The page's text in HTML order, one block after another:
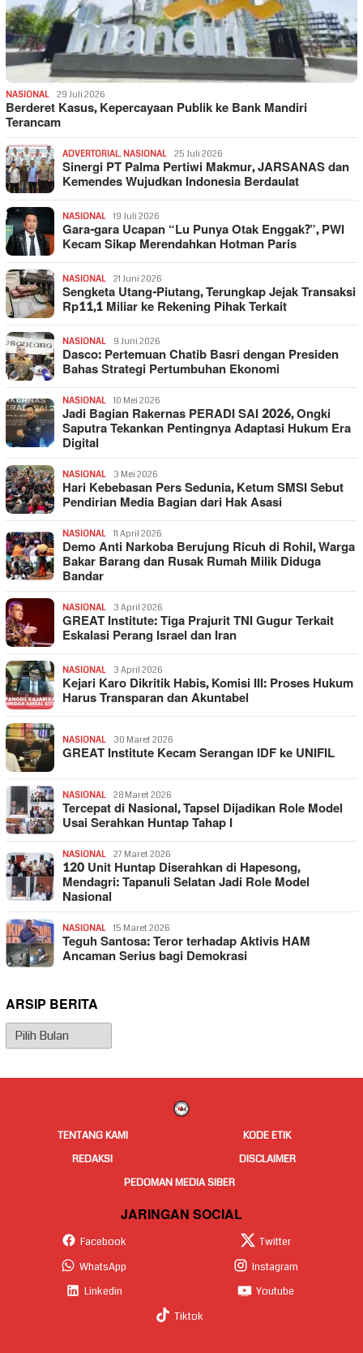
NASIONAL 29 Juli 2026
Berderet Kasus, Kepercayaan Publik ke Bank Mandiri
Terancam
ADVERTORIAL, NASIONAL 25 Juli 2026
Sinergi PT Palma Pertiwi Makmur, JARSANAS dan
Kemendes Wujudkan Indonesia Berdaulat
NASIONAL 19 Juli 2026
Gara-gara Ucapan “Lu Punya Otak Enggak?”, PWI
Kecam Sikap Merendahkan Hotman Paris
NASIONAL 21 Juni 2026
Sengketa Utang-Piutang, Terungkap Jejak Transaksi
Rp11,1 Miliar ke Rekening Pihak Terkait
NASIONAL 9 Juni 2026
Dasco: Pertemuan Chatib Basri dengan Presiden
Bahas Strategi Pertumbuhan Ekonomi
NASIONAL 10 Mei 2026
Jadi Bagian Rakernas PERADI SAI 2026, Ongki
Saputra Tekankan Pentingnya Adaptasi Hukum Era
Digital
NASIONAL 3 Mei 2026
Hari Kebebasan Pers Sedunia, Ketum SMSI Sebut
Pendirian Media Bagian dari Hak Asasi
NASIONAL 11 April 2026
Demo Anti Narkoba Berujung Ricuh di Rohil, Warga
Bakar Barang dan Rusak Rumah Milik Diduga
Bandar
NASIONAL 3 April 2026
GREAT Institute: Tiga Prajurit TNI Gugur Terkait
Eskalasi Perang Israel dan Iran
NASIONAL 3 April 2026
Kejari Karo Dikritik Habis, Komisi III: Proses Hukum
Harus Transparan dan Akuntabel
NASIONAL 30 Maret 2026
GREAT Institute Kecam Serangan IDF ke UNIFIL
NASIONAL 28 Maret 2026
Tercepat di Nasional, Tapsel Dijadikan Role Model
Usai Serahkan Huntap Tahap I
NASIONAL 27 Maret 2026
120 Unit Huntap Diserahkan di Hapesong,
Mendagri: Tapanuli Selatan Jadi Role Model
Nasional
NASIONAL 15 Maret 2026
Teguh Santosa: Teror terhadap Aktivis HAM
Ancaman Serius bagi Demokrasi
ARSIP BERITA
Arsip
Berita
TENTANG KAMI
KODE ETIK
REDAKSI
DISCLAIMER
PEDOMAN MEDIA SIBER
JARINGAN SOCIAL
Facebook
Twitter
WhatsApp
Instagram
Linkedin
Youtube
Tiktok